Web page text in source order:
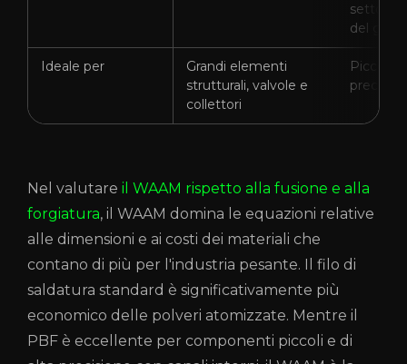
settore
del gas)
Ideale per
Grandi elementi
strutturali, valvole e
collettori
Piccoli
Nel valutare il WAAM rispetto alla fusione e alla
forgiatura, il WAAM domina le equazioni relative
alle dimensioni e ai costi dei materiali che
contano di più per l'industria pesante. Il filo di
saldatura standard è significativamente più
economico delle polveri atomizzate. Mentre il
PBF è eccellente per componenti piccoli e di